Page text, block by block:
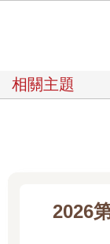
就會不舒服。她吃
點切碎的墨西哥辣
頂多偶爾吃一小盒
根糖，耶誕節前後
東西能讓你開心，
少，你怕不怕辣、
大。她會記住你最
相關主題
2026